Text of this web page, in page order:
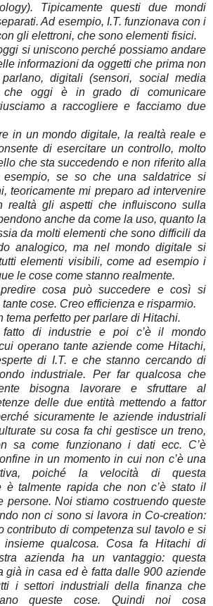
Tipicamente questi due mondi
Ad esempio, I.T. funzionava con i
gli elettroni, che sono elementi fisici.
si uniscono perché possiamo andare
informazioni da oggetti che prima non
digitali (sensori, social media
oggi è in grado di comunicare
a raccogliere e facciamo due
in un mondo digitale, la realtà reale e
di esercitare un controllo, molto
che sta succedendo e non riferito alla
esempio, se so che una saldatrice si
teoricamente mi preparo ad intervenire
realtà gli aspetti che influiscono sulla
anche da come la uso, quanto la
da molti elementi che sono difficili da
analogico, ma nel mondo digitale si
elementi visibili, come ad esempio i
le cose come stanno realmente.
cosa può succedere e così si
cose. Creo efficienza e risparmio.
tema perfetto per parlare di Hitachi.
di industrie e poi c’è il mondo
operano tante aziende come Hitachi,
di I.T. e che stanno cercando di
industriale. Per far qualcosa che
bisogna lavorare e sfruttare al
delle due entità mettendo a fattor
sicuramente le aziende industriali
su cosa fa chi gestisce un treno,
sa come funzionano i dati ecc. C’è
in un momento in cui non c’è una
poiché la velocità di questa
è talmente rapida che non c’è stato il
persone. Noi stiamo costruendo queste
non ci sono si lavora in Co-creation:
contributo di competenza sul tavolo e si
qualcosa. Cosa fa Hitachi di
azienda ha un vantaggio: questa
già in casa ed è fatta dalle 900 aziende
i settori industriali della finanza che
queste cose. Quindi noi cosa